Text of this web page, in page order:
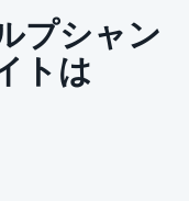
プシャン
トは